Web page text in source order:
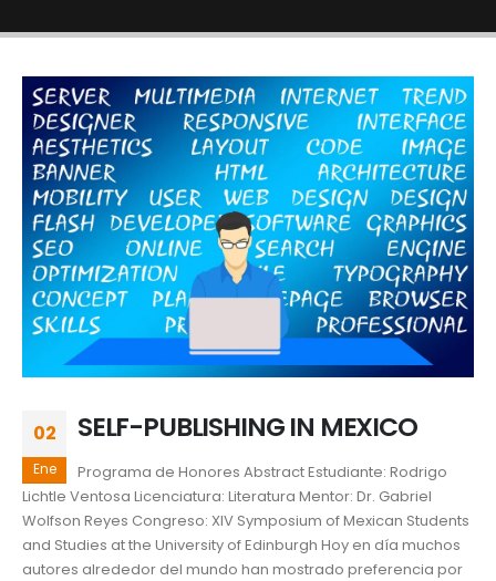
02
Ene
SELF-PUBLISHING IN MEXICO
Programa de Honores Abstract Estudiante: Rodrigo
Lichtle Ventosa Licenciatura: Literatura Mentor: Dr. Gabriel
Wolfson Reyes Congreso: XIV Symposium of Mexican Students
and Studies at the University of Edinburgh Hoy en día muchos
autores alrededor del mundo han mostrado preferencia por